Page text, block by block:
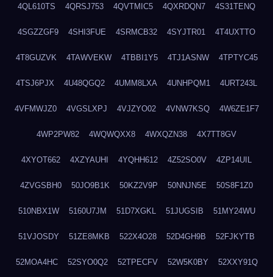
4QL610TS 4QRSJ753 4QVTMIC5 4QXRDQN7 4S31TENQ
4SGZZGF9 4SHI3FUE 4SRMCB32 4SYJTR01 4T4UXTTO
4T8GUZVK 4TAWVEKW 4TBBI1Y5 4TJ1ASNW 4TPTYC45
4TSJ6PJX 4U48QGQ2 4UMM8LXA 4UNHPQM1 4URT243L
4VFMWJZ0 4VGSLXPJ 4VJZYO02 4VNW7KSQ 4W6ZE1F7
4WP2PW82 4WQWQXX8 4WXQZN38 4X7TT8GV
4XYOT662 4XZYAUHI 4YQHH612 4Z52SO0V 4ZP14UIL
4ZVGSBH0 50JO9B1K 50KZ2V9P 50NNJN5E 50S8F1Z0
510NBX1W 5160U7JM 51D7XGKL 51JUGSIB 51MY24WU
51VJOSDY 51ZE8MKB 522X4O28 52D4GH9B 52FJKYTB
52MOA4HC 52SYO0Q2 52TPECFV 52W5K0BY 52XXY91Q